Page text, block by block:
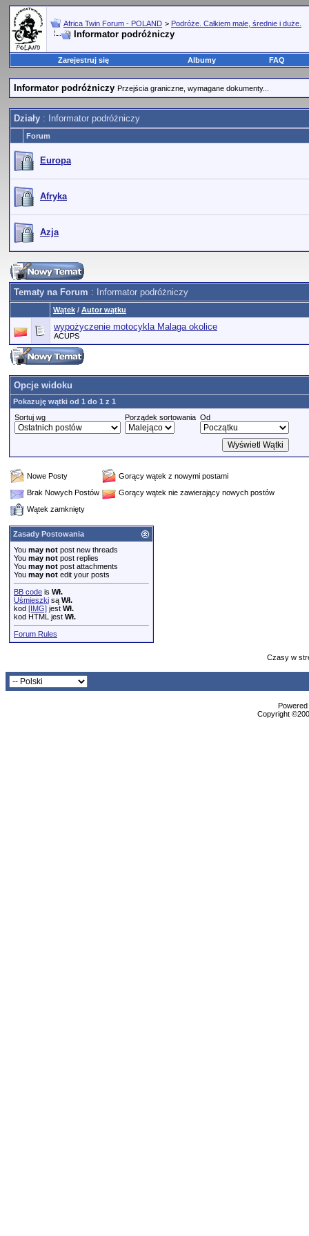
Africa Twin Forum - POLAND > Podróże. Całkiem małe, średnie i duże.
Informator podróżniczy
Zarejestruj się Albumy FAQ
Informator podróżniczy Przejścia graniczne, wymagane dokumenty...
Działy : Informator podróżniczy
Forum
Europa
Afryka
Azja
Tematy na Forum : Informator podróżniczy
Wątek / Autor wątku
wypożyczenie motocykla Malaga okolice
ACUPS
Opcje widoku
Pokazuję wątki od 1 do 1 z 1
Sortuj wg
Porządek sortowania Od
Nowe Posty
Gorący wątek z nowymi postami
Brak Nowych Postów
Gorący wątek nie zawierający nowych postów
Wątek zamknięty
Zasady Postowania
You may not post new threads
You may not post replies
You may not post attachments
You may not edit your posts
BB code is Wł.
Uśmieszki są Wł.
kod [IMG] jest Wł.
kod HTML jest Wł.
Forum Rules
Czasy w
Copyright